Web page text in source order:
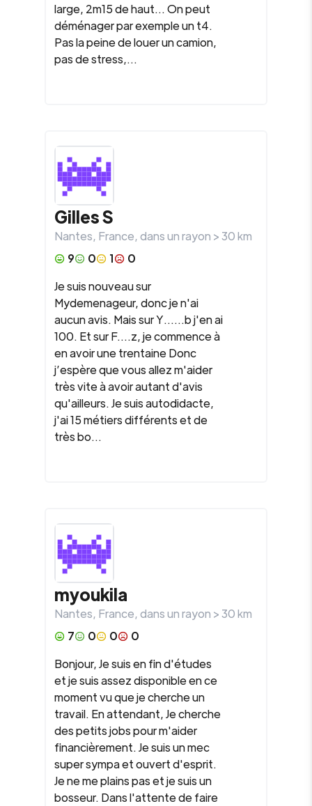
large, 2m15 de haut... On peut
déménager par exemple un t4.
Pas la peine de louer un camion,
pas de stress,...
Gilles S
Nantes, France, dans un rayon >30km
9
0 1
0
Je suis nouveau sur
Mydemenageur, donc je n'ai
aucun avis. Mais sur Y......b j'en ai
100. Et sur F....z, je commence à
en avoir une trentaine Donc
j’espère que vous allez m'aider
très vite à avoir autant d'avis
qu'ailleurs. Je suis autodidacte,
j'ai 15 métiers différents et de
très bo...
myoukila
Nantes, France, dans un rayon >30km
7
0 0
0
Bonjour, Je suis en fin d'études
et je suis assez disponible en ce
moment vu que je cherche un
travail. En attendant, Je cherche
des petits jobs pour m'aider
financièrement. Je suis un mec
super sympa et ouvert d'esprit.
Je ne me plains pas et je suis un
bosseur. Dans l'attente de faire